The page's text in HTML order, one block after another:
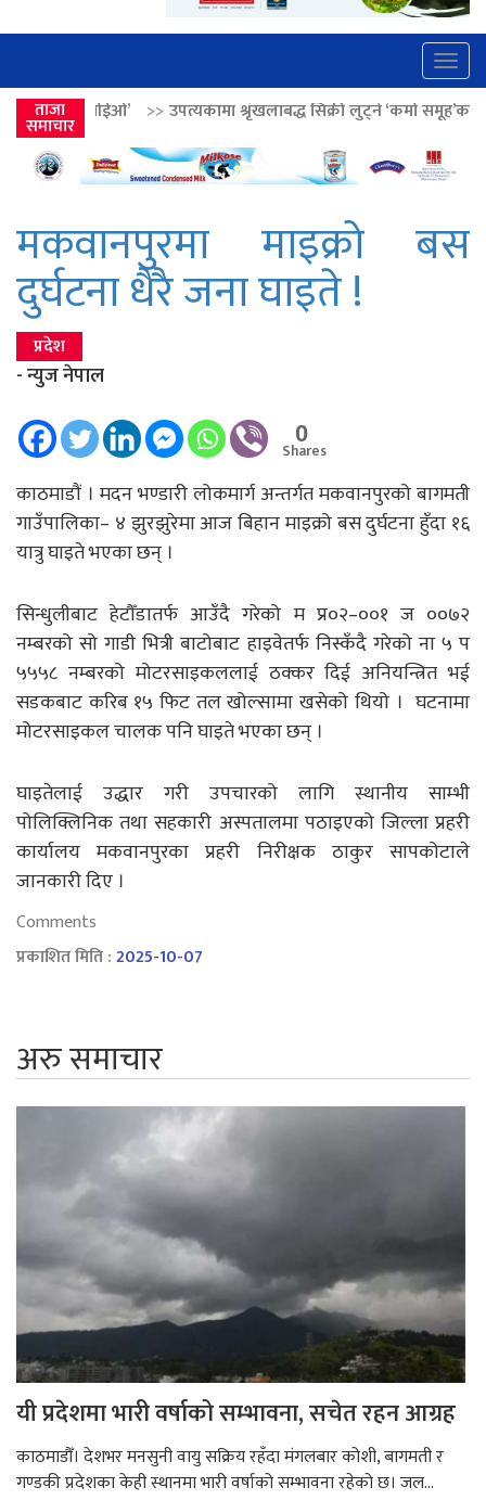
ताजा
समाचार
उपत्यकामा श्रृंखलाबद्ध सिक्री लुट्ने ‘कर्मा समूह’का नाइकेसहित पाँच
मकवानपुरमा माइक्रो बस
दुर्घटना धैरै जना घाइते !
प्रदेश
- न्युज नेपाल
0
Shares
काठमाडाैं । मदन भण्डारी लोकमार्ग अन्तर्गत मकवानपुरको बागमती
गाउँपालिका– ४ झुरझुरेमा आज बिहान माइक्रो बस दुर्घटना हुँदा १६
यात्रु घाइते भएका छन् ।
सिन्धुलीबाट हेटौँडातर्फ आउँदै गरेको म प्र०२–००१ ज ००७२
नम्बरको सो गाडी भित्री बाटोबाट हाइवेतर्फ निस्कँदै गरेको ना ५ प
५५५८ नम्बरको मोटरसाइकललाई ठक्कर दिई अनियन्त्रित भई
सडकबाट करिब १५ फिट तल खोल्सामा खसेको थियो । घटनामा
मोटरसाइकल चालक पनि घाइते भएका छन् ।
घाइतेलाई उद्धार गरी उपचारको लागि स्थानीय साम्भी
पोलिक्लिनिक तथा सहकारी अस्पतालमा पठाइएको जिल्ला प्रहरी
कार्यालय मकवानपुरका प्रहरी निरीक्षक ठाकुर सापकोटाले
जानकारी दिए ।
Comments
प्रकाशित मिति :2025-10-07
अरु समाचार
यी प्रदेशमा भारी वर्षाको सम्भावना, सचेत रहन आग्रह
काठमाडौँ। देशभर मनसुनी वायु सक्रिय रहँदा मंगलबार कोशी, बागमती र
गण्डकी प्रदेशका केही स्थानमा भारी वर्षाको सम्भावना रहेको छ। जल...